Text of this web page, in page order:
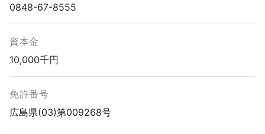
0848-67-8555
資本金
10,000千円
免許番号
広島県(03)第009268号